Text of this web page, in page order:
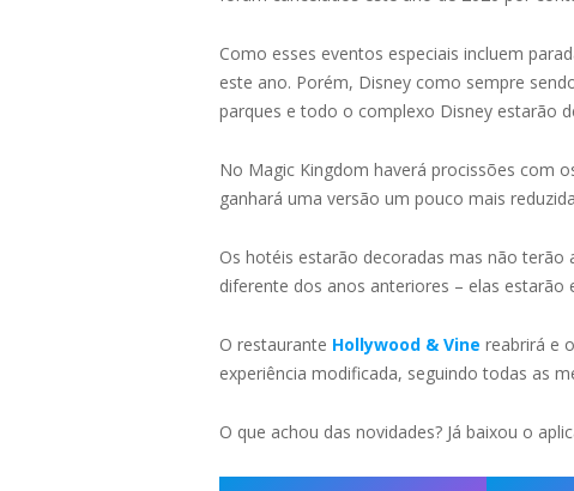
Como esses eventos especiais incluem
este ano. Porém, Disney como sempre
parques e todo o complexo Disney estarão
No Magic Kingdom haverá procissões com
ganhará uma versão um pouco mais
Os hotéis estarão decoradas mas não terão
diferente dos anos anteriores – elas estarão
O restaurante Hollywood & Vine reabrirá e
experiência modificada, seguindo todas as
O que achou das novidades? Já baixou o